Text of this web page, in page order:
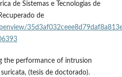
de Sistemas e Tecnologias de
de
the performance of intrusion
(tesis de doctorado).